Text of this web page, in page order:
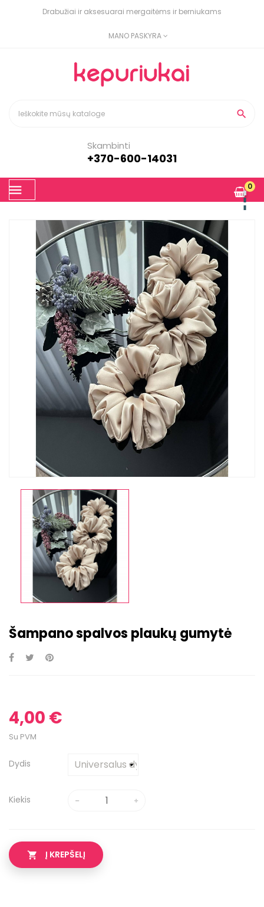
Drabužiai ir aksesuarai mergaitėms ir berniukams
MANO PASKYRA

Skambinti
+370-600-14031
Toggle
navigation
0
Šampano spalvos plaukų gumytė
4,00 €
Su PVM
Dydis
Kiekis
 Į KREPŠELĮ